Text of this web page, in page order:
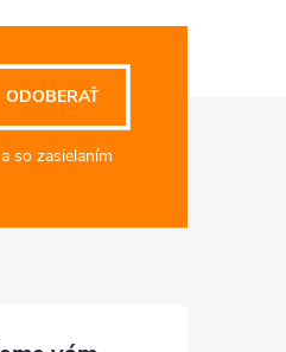
so zasielaním
ODOBERAŤ